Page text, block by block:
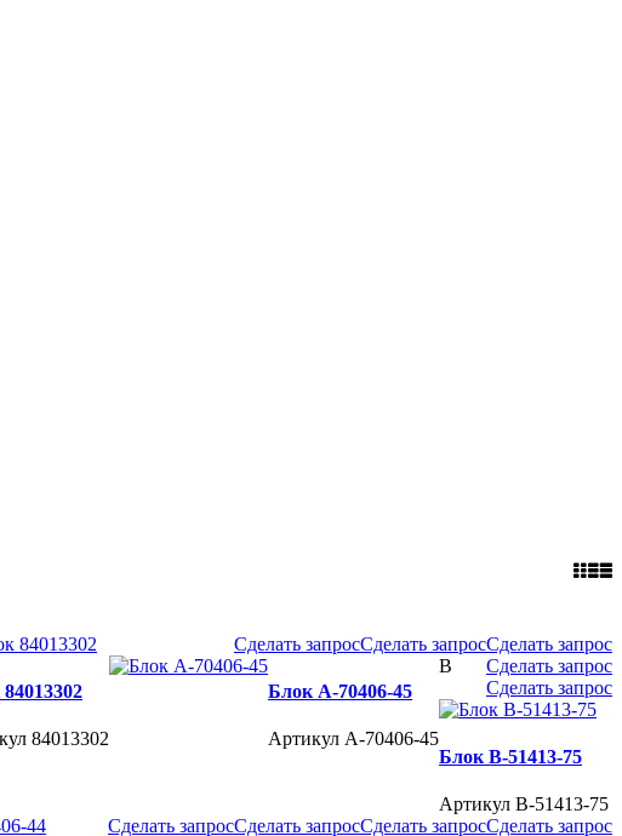
Сделать запрос
Сделать запрос
Сделать запрос
84013302
Сделать запрос
Блок A-70406-45
Артикул A-70406-45
Сделать запрос
Блок B-51413-75
Артикул B-51413-75
Сделать запрос
Сделать запрос
Сделать запрос
Сделать запрос
В